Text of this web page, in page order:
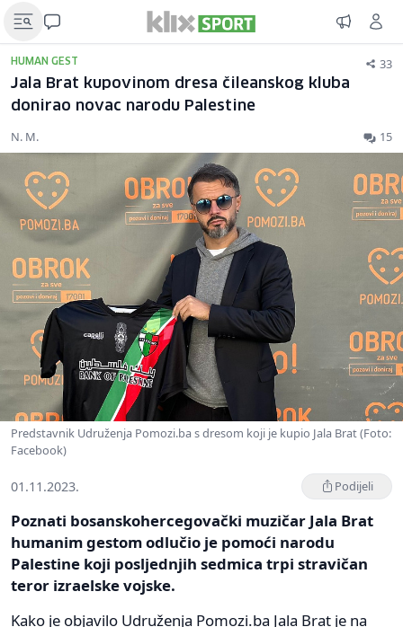
HUMAN GEST 33
Jala Brat kupovinom dresa čileanskog kluba
donirao novac narodu Palestine
N. M. 15
Predstavnik Udruženja Pomozi.ba s dresom koji je kupio Jala Brat (Foto:
Facebook)
01.11.2023. Podijeli
Poznati bosanskohercegovački muzičar Jala Brat
humanim gestom odlučio je pomoći narodu
Palestine koji posljednjih sedmica trpi stravičan
teror izraelske vojske.
Kako je objavilo Udruženja Pomozi.ba Jala Brat je na